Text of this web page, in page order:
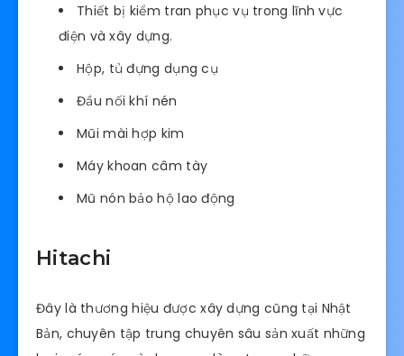
Thiết bị kiểm tran phục vụ trong lĩnh vực
điện và xây dựng.
Hộp, tủ đựng dụng cụ
Đầu nối khí nén
Mũi mài hợp kim
Máy khoan câm tày
Mũ nón bảo hộ lao động
Hitachi
Đây là thương hiệu được xây dựng cũng tại Nhật
Bản, chuyên tập trung chuyên sâu sản xuất những